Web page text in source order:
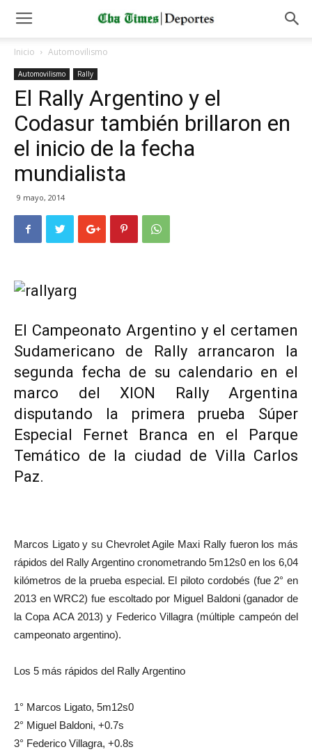
Inicio Automovilismo
Automovilismo Rally
El Rally Argentino y el
Codasur también brillaron en
el inicio de la fecha
mundialista
9 mayo, 2014
El Campeonato Argentino y el certamen
Sudamericano de Rally arrancaron la
segunda fecha de su calendario en el
marco del XION Rally Argentina
disputando la primera prueba Súper
Especial Fernet Branca en el Parque
Temático de la ciudad de Villa Carlos
Paz.
Marcos Ligato y su Chevrolet Agile Maxi Rally fueron los más
rápidos del Rally Argentino cronometrando 5m12s0 en los 6,04
kilómetros de la prueba especial. El piloto cordobés (fue 2° en
2013 en WRC2) fue escoltado por Miguel Baldoni (ganador de
la Copa ACA 2013) y Federico Villagra (múltiple campeón del
campeonato argentino).
Los 5 más rápidos del Rally Argentino
1° Marcos Ligato, 5m12s0
2° Miguel Baldoni, +0.7s
3° Federico Villagra, +0.8s